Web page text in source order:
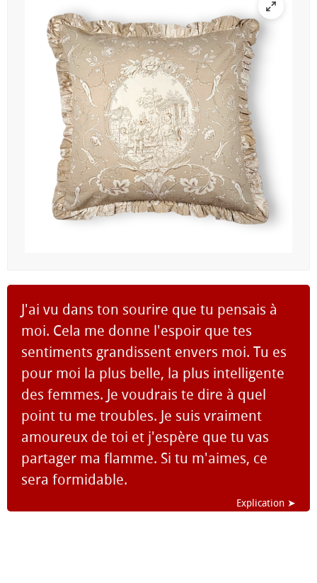
J'ai vu dans ton sourire que tu pensais à
moi. Cela me donne l'espoir que tes
sentiments grandissent envers moi. Tu es
pour moi la plus belle, la plus intelligente
des femmes. Je voudrais te dire à quel
point tu me troubles. Je suis vraiment
amoureux de toi et j'espère que tu vas
partager ma flamme. Si tu m'aimes, ce
sera formidable.
Explication ➤